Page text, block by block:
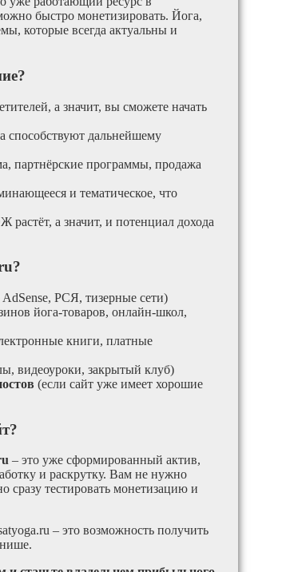
быстро монетизировать. Йога,
которые всегда актуальны и
а значит, вы сможете начать
способствуют дальнейшему
партнёрские программы, продажа
и тематическое, что
растёт, а значит, и потенциал дохода
AdSense, РСЯ, тизерные сети)
йога-товаров, онлайн-школ,
книги, платные
видеоуроки, закрытый клуб)
(если сайт уже имеет хорошие
– это уже сформированный актив,
и раскрутку. Вам не нужно
тестировать монетизацию и
– это возможность получить